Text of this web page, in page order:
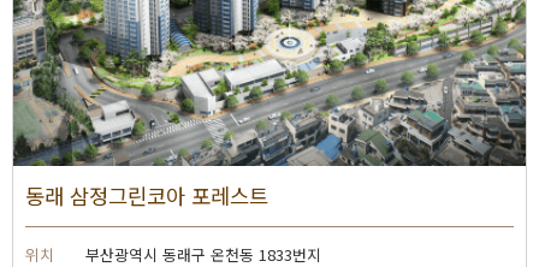
동래 삼정그린코아 포레스트
위치
부산광역시 동래구 온천동 1833번지